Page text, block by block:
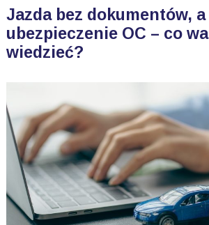
Jazda bez dokumentów, a
ubezpieczenie OC – co
wiedzieć?